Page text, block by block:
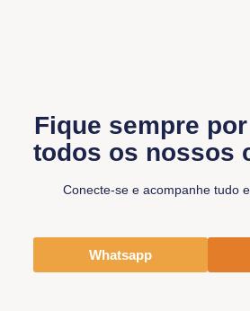
Fique sempre
todos os nossos
Conecte-se e acompanhe tudo
Whatsapp